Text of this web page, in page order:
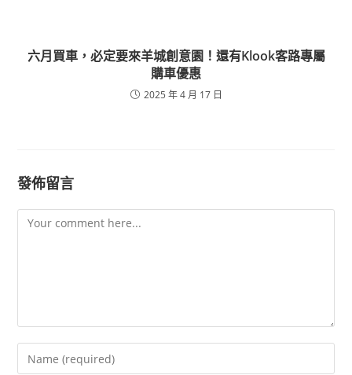
六月買車，必定要來羊城創意園！還有Klook客路專屬
購車優惠
2025 年 4 月 17 日
發佈留言
Comment
Enter
your